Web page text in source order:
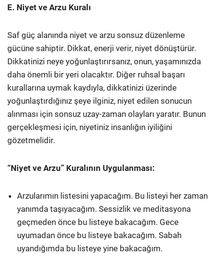
E. Niyet ve Arzu Kuralı
Saf güç alanında niyet ve arzu sonsuz düzenleme
gücüne sahiptir. Dikkat, enerji verir, niyet dönüştürür.
Dikkatinizi neye yoğunlaştırırsanız, onun, yaşamınızda
daha önemli bir yeri olacaktır. Diğer ruhsal başarı
kurallarına uymak kaydıyla, dikkatinizi üzerinde
yoğunlaştırdığınız şeye ilginiz, niyet edilen sonucun
alınması için sonsuz uzay-zaman olayları yaratır. Bunun
gerçekleşmesi için, niyetiniz insanlığın iyiliğini
gözetmelidir.
“Niyet ve Arzu” Kuralının Uygulanması:
Arzularımın listesini yapacağım. Bu listeyi her zaman
yanımda taşıyacağım. Sessizlik ve meditasyona
geçmeden önce bu listeye bakacağım. Gece
uyumadan önce bu listeye bakacağım. Sabah
uyandığımda bu listeye yine bakacağım.